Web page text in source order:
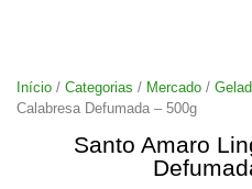
Início / Categorias / Mercado /
Calabresa Defumada – 500g
Santo Amaro